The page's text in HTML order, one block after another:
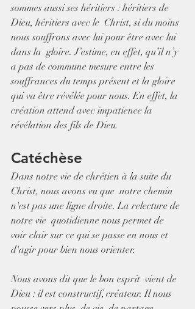
sommes aussi ses héritiers : héritiers de
Dieu, héritiers avec le  Christ, si du moins
nous souffrons avec lui pour être avec lui
dans la  gloire. J’estime, en effet, qu’il n’y
a pas de commune mesure entre les
souffrances du temps présent et la gloire
qui va être révélée pour nous. En effet, la
création attend avec impatience la
révélation des fils de Dieu.
Catéchèse
Dans notre vie de chrétien à la suite du
Christ, nous avons vu que  notre chemin
n'est pas une ligne droite. La relecture de
notre vie  quotidienne nous permet de
voir clair sur ce qui se passe en nous et
d'agir pour bien nous orienter.
Nous avons dit que le bon esprit  vient de
Dieu : il est constructif, créateur. Il nous